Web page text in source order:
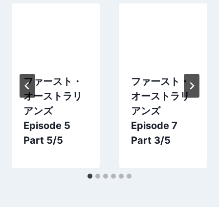
ファースト・
オーストラリ
アンズ
Episode 5
Part 5/5
ファースト・
オーストラリ
アンズ
Episode 7
Part 3/5